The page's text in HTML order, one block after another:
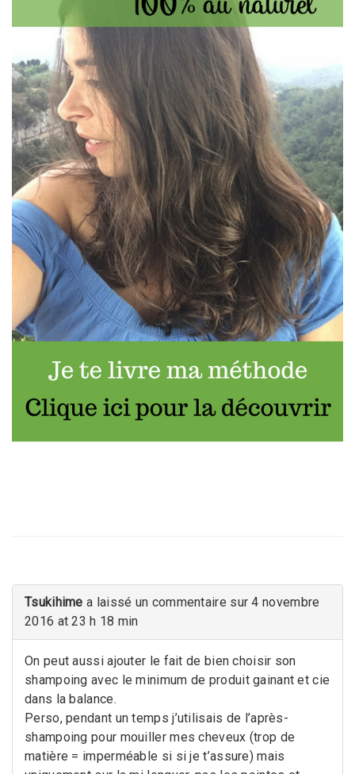
Tsukihime a laissé un commentaire sur 4 novembre
2016 at 23 h 18 min
On peut aussi ajouter le fait de bien choisir son
shampoing avec le minimum de produit gainant et cie
dans la balance.
Perso, pendant un temps j’utilisais de l’après-
shampoing pour mouiller mes cheveux (trop de
matière = imperméable si si je t’assure) mais